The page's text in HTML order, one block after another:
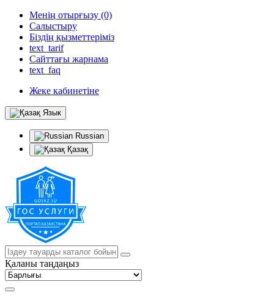
Менің отырғызу (0)
Салыстыру
Біздің қызметтеріміз
text_tarif
Сайттағы жарнама
text_faq
Жеке кабинетіне
Язык
Russian
Қазақ
Қаланы таңдаңыз